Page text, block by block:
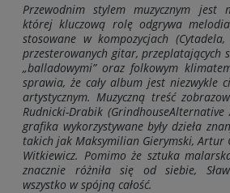
Przewodnim stylem muzycznym jest
której kluczową rolę odgrywa
stosowane w kompozycjach
przesterowanych gitar, przeplatających
„balladowymi” oraz folkowym
sprawia, że cały album jest niezwykle
artystycznym. Muzyczną treść
Rudnicki-Drabik
grafika wykorzystywane były dzieła
takich jak Maksymilian Gierymski, Artur
Witkiewicz. Pomimo że sztuka
znacznie różniła się od siebie,
wszystko w spójną całość.